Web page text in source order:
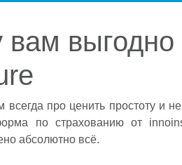
вам
всегда про ценить простоту и
по страхованию от
абсолютно всё.